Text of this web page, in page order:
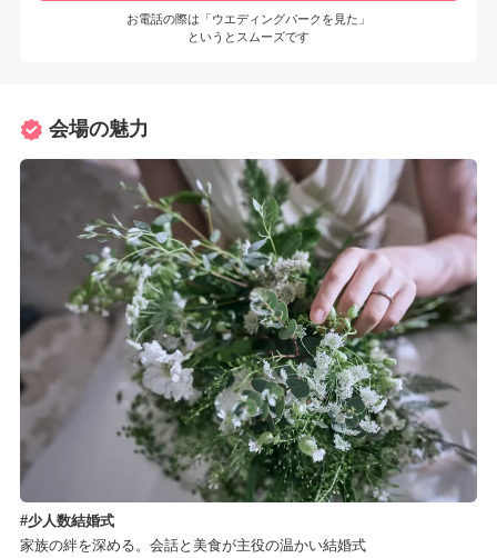
お電話の際は「ウエディングパークを見た」
というとスムーズです
会場の魅力
少人数結婚式
家族の絆を深める。会話と美食が主役の温かい結婚式